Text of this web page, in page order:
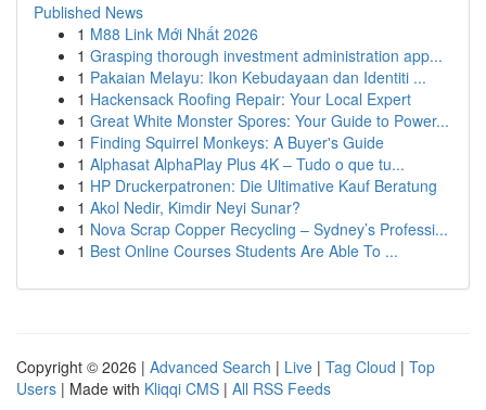
Published News
1 M88 Link Mới Nhất 2026
1 Grasping thorough investment administration app...
1 Pakaian Melayu: Ikon Kebudayaan dan Identiti ...
1 Hackensack Roofing Repair: Your Local Expert
1 Great White Monster Spores: Your Guide to Power...
1 Finding Squirrel Monkeys: A Buyer's Guide
1 Alphasat AlphaPlay Plus 4K – Tudo o que tu...
1 HP Druckerpatronen: Die Ultimative Kauf Beratung
1 Akol Nedir, Kimdir Neyi Sunar?
1 Nova Scrap Copper Recycling – Sydney’s Professi...
1 Best Online Courses Students Are Able To ...
Copyright © 2026 | Advanced Search | Live | Tag Cloud | Top
Users | Made with Kliqqi CMS | All RSS Feeds